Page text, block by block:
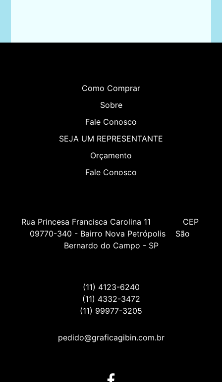
Como Comprar
Sobre
Fale Conosco
SEJA UM REPRESENTANTE
Orçamento
Fale Conosco
Rua Princesa Francisca Carolina 11             CEP
09770-340 - Bairro Nova Petrópolis    São
Bernardo do Campo - SP
(11) 4123-6240
(11) 4332-3472
(11) 99977-3205
pedido@graficagibin.com.br